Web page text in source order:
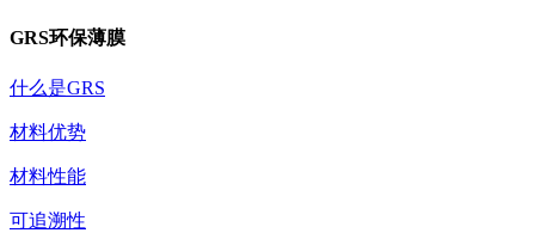
GRS环保薄膜
什么是GRS
材料优势
材料性能
可追溯性